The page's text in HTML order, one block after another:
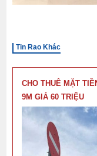
Tin Rao Khác
CHO THUÊ MẶT
9M GIÁ 60 TRIỆU